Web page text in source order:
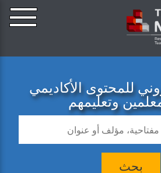
للمحتوى الأكاديمي
وتعليمهم
بحث